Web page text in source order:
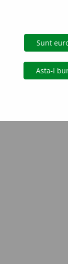
Copyright ©
de pe acest site,
prealabil scris, cu